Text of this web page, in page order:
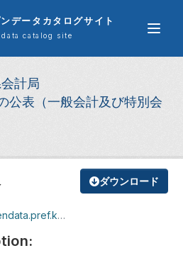
データカタログサイト
catalog site
計局
公表（一般会計及び特別会
ダウンロード
3dd2f6bb-6e39-4196-abc4-d3fbe2c028f1/download/2412.pdf